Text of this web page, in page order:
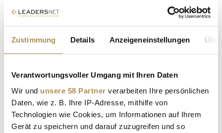
Zustimmung Details Anzeigeneinstellungen
Verantwortungsvoller Umgang mit Ihren Daten
Wir und unsere 58 Partner verarbeiten Ihre persönlichen
Daten, wie z. B. Ihre IP-Adresse, mithilfe von
Technologien wie Cookies, um Informationen auf Ihrem
Gerät zu speichern und darauf zuzugreifen und so